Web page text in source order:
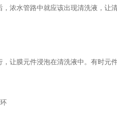
，浓水管路中就应该出现清洗液，让
，让膜元件浸泡在清洗液中。有时元